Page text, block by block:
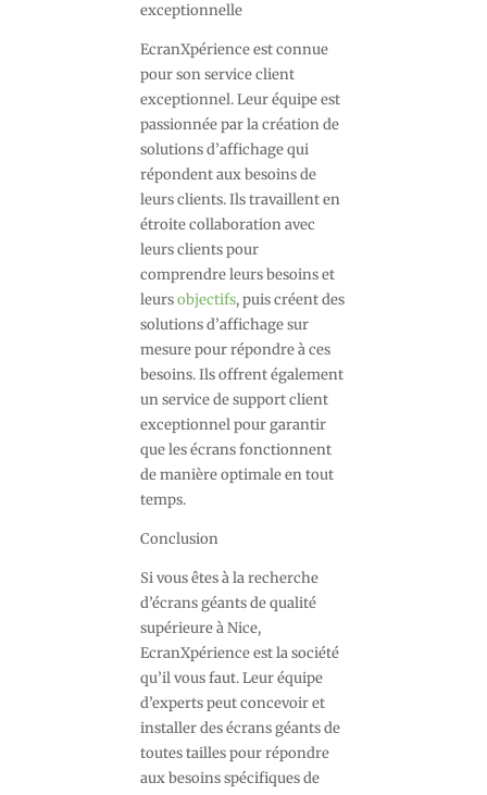
exceptionnelle
EcranXpérience est connue
pour son service client
exceptionnel. Leur équipe est
passionnée par la création de
solutions d’affichage qui
répondent aux besoins de
leurs clients. Ils travaillent en
étroite collaboration avec
leurs clients pour
comprendre leurs besoins et
leursobjectifs, puis créent des
solutions d’affichage sur
mesure pour répondre à ces
besoins. Ils offrent également
un service de support client
exceptionnel pour garantir
que les écrans fonctionnent
de manière optimale en tout
temps.
Conclusion
Si vous êtes à la recherche
d’écrans géants de qualité
supérieure à Nice,
EcranXpérience est la société
qu’il vous faut. Leur équipe
d’experts peut concevoir et
installer des écrans géants de
toutes tailles pour répondre
aux besoins spécifiques de